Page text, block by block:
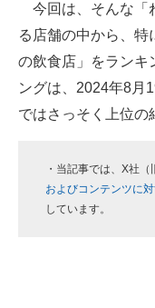
製造業のIT導入・活
モノづくり技術者専
エレクトロニクス専
エネルギーの専門メ
ちょっと気になるネ
今回は、そんな「
る店舗の中から、特
の飲食店」をランキ
ングは、2024年8月
ではさっそく上位の
・当記事では、X社
およびコンテンツに
しています。